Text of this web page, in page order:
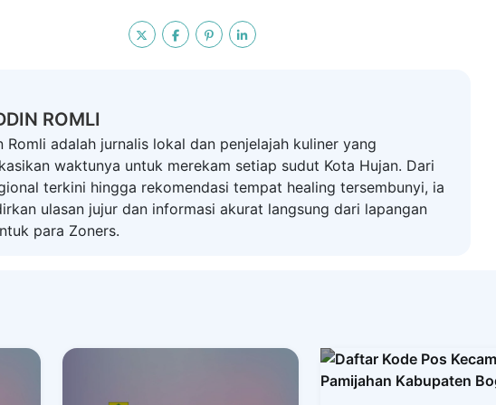
ROMLI
Romli adalah jurnalis lokal dan penjelajah kuliner yang
waktunya untuk merekam setiap sudut Kota Hujan. Dari
terkini hingga rekomendasi tempat healing tersembunyi, ia
ulasan jujur dan informasi akurat langsung dari lapangan
para Zoners.